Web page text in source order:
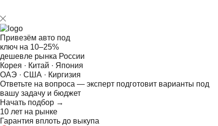
Привезём авто под
ключ на 10–25%
дешевле рынка России
Корея · Китай · Япония
ОАЭ · США · Киргизия
Ответьте на вопроса — эксперт подготовит варианты под
вашу задачу и бюджет
Начать подбор →
10 лет на рынке
Гарантия вплоть до выкупа